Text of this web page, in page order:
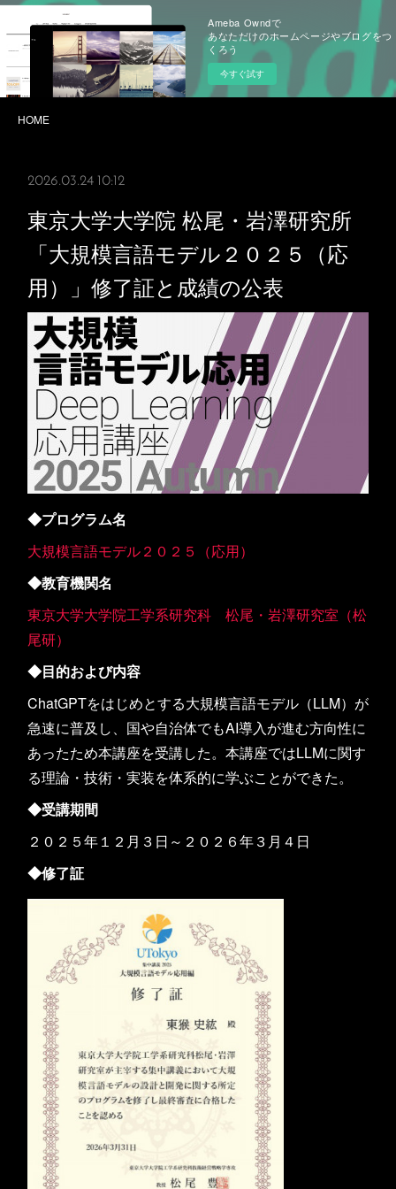
Ameba Owndで
あなただけのホームページやブログをつ
くろう
今すぐ試す
HOME
2026.03.24 10:12
東京大学大学院 松尾・岩澤研究所
「大規模言語モデル２０２５（応
用）」修了証と成績の公表
◆プログラム名
大規模言語モデル２０２５（応用）
◆教育機関名
東京大学大学院工学系研究科 松尾・岩澤研究室（松
尾研）
◆目的および内容
ChatGPTをはじめとする大規模言語モデル（LLM）が
急速に普及し、国や自治体でもAI導入が進む方向性に
あったため本講座を受講した。本講座ではLLMに関す
る理論・技術・実装を体系的に学ぶことができた。
◆受講期間
２０２５年１２月３日～２０２６年３月４日
◆修了証